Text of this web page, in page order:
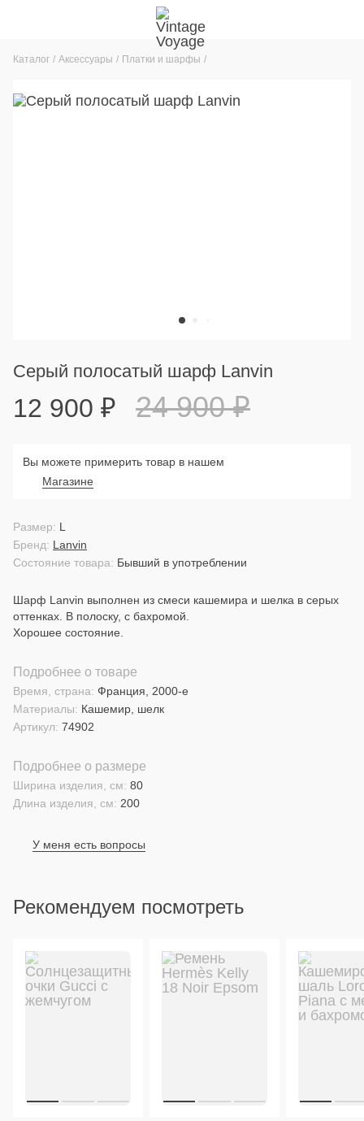
Каталог Аксессуары Платки и шарфы
Серый полосатый шарф Lanvin
12 900 ₽ 24 900₽
Вы можете примерить товар в нашем
Магазине
Состояние товара: Бывший в употреблении
Бренд: Lanvin
Размер: L
Шарф Lanvin выполнен из смеси кашемира и шелка в серых
оттенках. В полоску, с бахромой.
Хорошее состояние.
Подробнее о товаре
Материалы: Кашемир, шелк
Время, страна: Франция, 2000-е
Артикул: 74902
Подробнее о размере
Длина изделия, см: 200
Ширина изделия, см: 80
У меня есть вопросы
Рекомендуем посмотреть